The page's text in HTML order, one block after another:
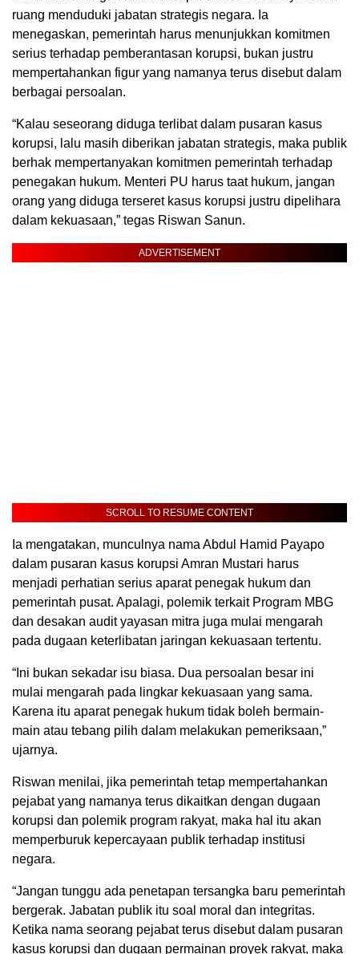
ruang menduduki jabatan strategis negara. Ia
menegaskan, pemerintah harus menunjukkan komitmen
serius terhadap pemberantasan korupsi, bukan justru
mempertahankan figur yang namanya terus disebut dalam
berbagai persoalan.
“Kalau seseorang diduga terlibat dalam pusaran kasus
korupsi, lalu masih diberikan jabatan strategis, maka publik
berhak mempertanyakan komitmen pemerintah terhadap
penegakan hukum. Menteri PU harus taat hukum, jangan
orang yang diduga terseret kasus korupsi justru dipelihara
dalam kekuasaan,” tegas Riswan Sanun.
ADVERTISEMENT
SCROLL TO RESUME CONTENT
Ia mengatakan, munculnya nama Abdul Hamid Payapo
dalam pusaran kasus korupsi Amran Mustari harus
menjadi perhatian serius aparat penegak hukum dan
pemerintah pusat. Apalagi, polemik terkait Program MBG
dan desakan audit yayasan mitra juga mulai mengarah
pada dugaan keterlibatan jaringan kekuasaan tertentu.
“Ini bukan sekadar isu biasa. Dua persoalan besar ini
mulai mengarah pada lingkar kekuasaan yang sama.
Karena itu aparat penegak hukum tidak boleh bermain-
main atau tebang pilih dalam melakukan pemeriksaan,”
ujarnya.
Riswan menilai, jika pemerintah tetap mempertahankan
pejabat yang namanya terus dikaitkan dengan dugaan
korupsi dan polemik program rakyat, maka hal itu akan
memperburuk kepercayaan publik terhadap institusi
negara.
“Jangan tunggu ada penetapan tersangka baru pemerintah
bergerak. Jabatan publik itu soal moral dan integritas.
Ketika nama seorang pejabat terus disebut dalam pusaran
kasus korupsi dan dugaan permainan proyek rakyat, maka